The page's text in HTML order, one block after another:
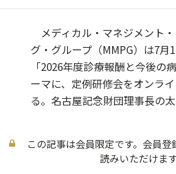
メディカル・マネジメント
グ・グループ（MMPG）は7月
「2026年度診療報酬と今後の
ーマに、定例研修会をオンラ
る。名古屋記念財団理事長の
この記事は会員限定です。会員
読みいただけます